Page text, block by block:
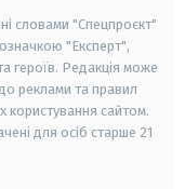
словами "Спецпроєкт"
"Експерт",
героїв. Редакція може
реклами та правил
користування сайтом.
для осіб старше 21